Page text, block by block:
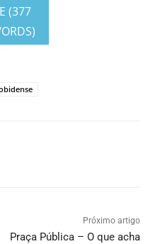
(377
Próximo artigo
Praça Pública – O que acha